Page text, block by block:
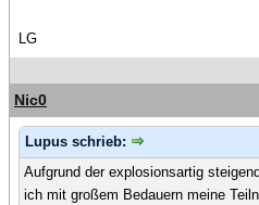
LG
Nic0
Lupus schrieb:
Aufgrund der explosionsartig
ich mit großem Bedauern meine